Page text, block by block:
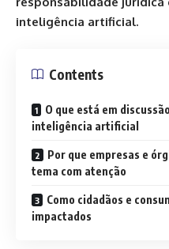
inteligência artificial.
Contents
O que está em
inteligência artificial
Por que empresas e
tema com atenção
Como cidadãos e
impactados